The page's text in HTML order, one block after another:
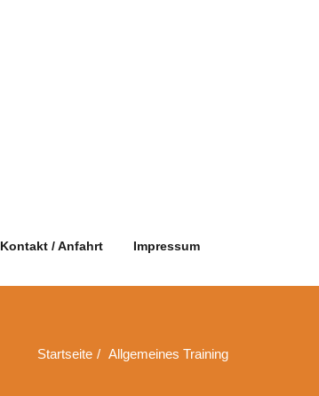
Kontakt / Anfahrt Impressum
Startseite Allgemeines Training